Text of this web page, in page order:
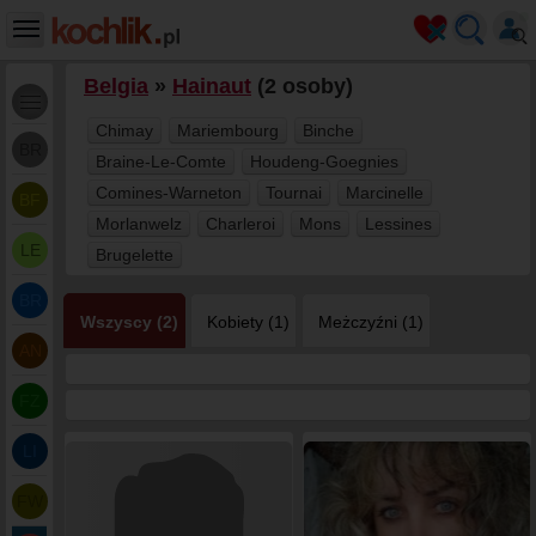
LE
Belgia » Hainaut (2 osoby)
Chimay Mariembourg
Binche
Braine-Le-Comte
Houdeng-Goegnies
Comines-Warneton
Tournai
Marcinelle
Morlanwelz
Charleroi Mons
Lessines
Brugelette
Wszyscy (2) Kobiety (1) Meżczyźni (1)